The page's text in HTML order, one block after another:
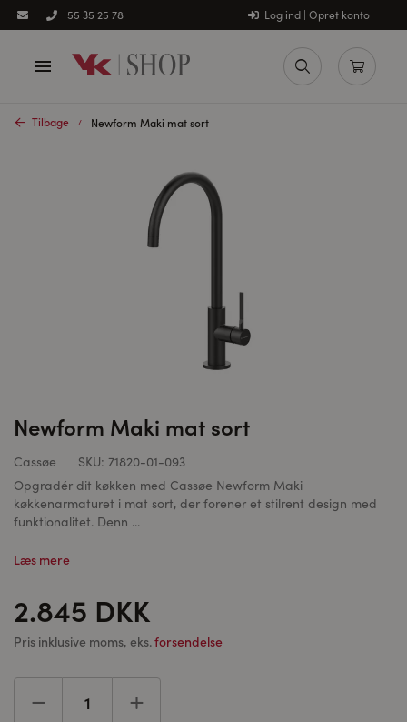
55 35 25 78 Log ind | Opret konto
Tilbage Newform Maki mat sort
Newform Maki mat sort
Cassøe SKU: 71820-01-093
Opgradér dit køkken med Cassøe Newform Maki
køkkenarmaturet i mat sort, der forener et stilrent design med
funktionalitet. Denn ...
Læs mere
2.845 DKK
Pris inklusive moms, eks.forsendelse